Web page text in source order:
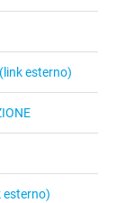
esterno)
esterno)